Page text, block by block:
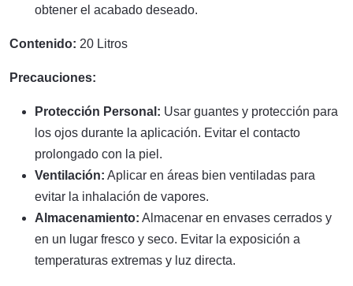
obtener el acabado deseado.
Contenido: 20 Litros
Precauciones:
Protección Personal: Usar guantes y protección para
los ojos durante la aplicación. Evitar el contacto
prolongado con la piel.
Ventilación: Aplicar en áreas bien ventiladas para
evitar la inhalación de vapores.
Almacenamiento: Almacenar en envases cerrados y
en un lugar fresco y seco. Evitar la exposición a
temperaturas extremas y luz directa.